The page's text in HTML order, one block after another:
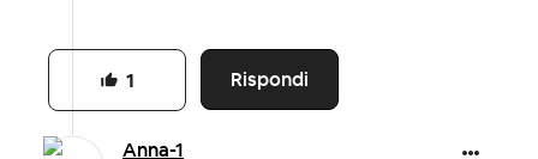
Rispondi
1
Anna-1